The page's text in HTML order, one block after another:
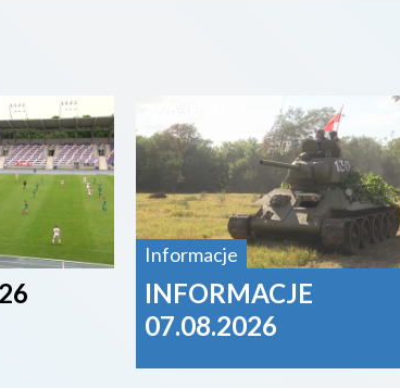
Informacje
INFORMACJE
07.08.2026